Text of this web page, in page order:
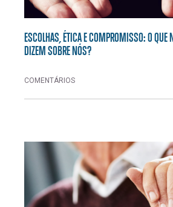
ESCOLHAS, ÉTICA E COMPROMISSO: O QUE
DIZEM SOBRE NÓS?
COMENTÁRIOS